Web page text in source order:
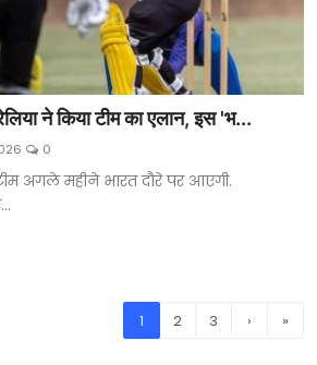
ने किया टीम का एलान, इस 'भ...
0
अगले महीने भारत दौरे पर आएगी.
1 2 3 › »